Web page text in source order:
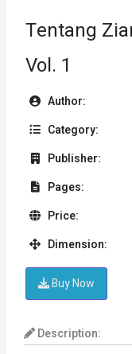
Tentang
Vol. 1
Author:
Category:
Publisher:
Pages:
Price:
Dimension:
Buy Now
Description: